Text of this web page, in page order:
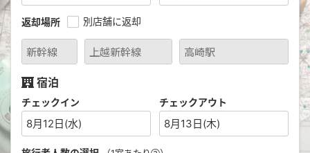
返却場所 別店舗に返却
宿泊
チェックイン
8月12日(水)
チェックアウト
8月13日(木)